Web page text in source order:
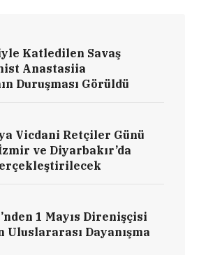
Katledilen Savaş
Anastasiia
Duruşması Görüldü
Vicdani Retçiler Günü
ve Diyarbakır’da
1 Mayıs Direnişçisi
Dayanışma